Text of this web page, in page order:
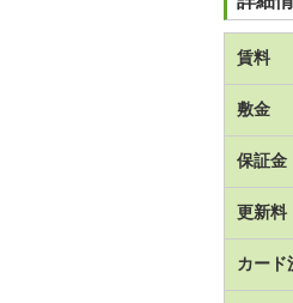
賃料
敷金
保証金
更新料
カード